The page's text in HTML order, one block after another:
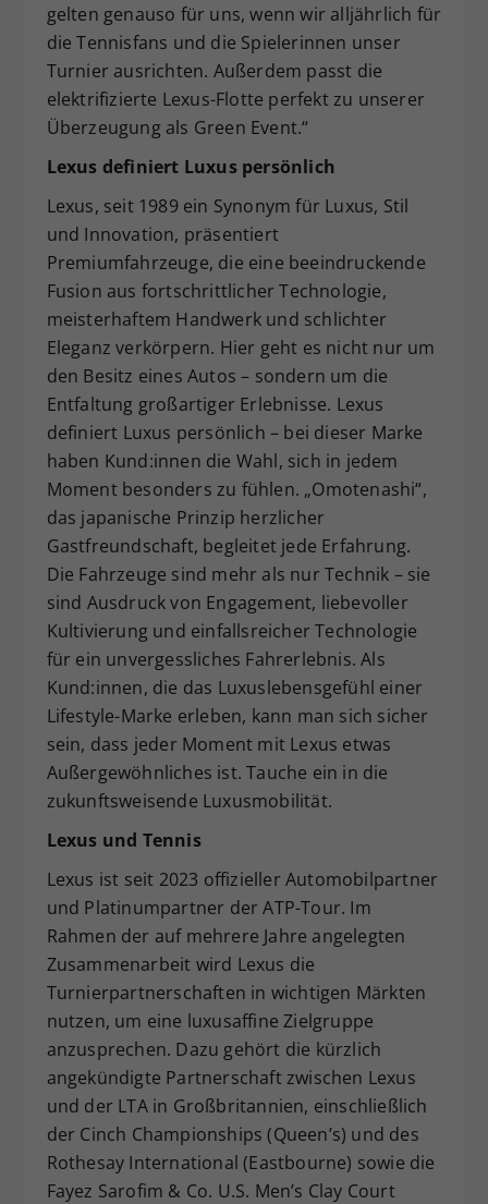
gelten genauso für uns, wenn wir alljährlich für
die Tennisfans und die Spielerinnen unser
Turnier ausrichten. Außerdem passt die
elektrifizierte Lexus-Flotte perfekt zu unserer
Überzeugung als Green Event.“
Lexus definiert Luxus persönlich
Lexus, seit 1989 ein Synonym für Luxus, Stil
und Innovation, präsentiert
Premiumfahrzeuge, die eine beeindruckende
Fusion aus fortschrittlicher Technologie,
meisterhaftem Handwerk und schlichter
Eleganz verkörpern. Hier geht es nicht nur um
den Besitz eines Autos – sondern um die
Entfaltung großartiger Erlebnisse. Lexus
definiert Luxus persönlich – bei dieser Marke
haben Kund:innen die Wahl, sich in jedem
Moment besonders zu fühlen. „Omotenashi“,
das japanische Prinzip herzlicher
Gastfreundschaft, begleitet jede Erfahrung.
Die Fahrzeuge sind mehr als nur Technik – sie
sind Ausdruck von Engagement, liebevoller
Kultivierung und einfallsreicher Technologie
für ein unvergessliches Fahrerlebnis. Als
Kund:innen, die das Luxuslebensgefühl einer
Lifestyle-Marke erleben, kann man sich sicher
sein, dass jeder Moment mit Lexus etwas
Außergewöhnliches ist. Tauche ein in die
zukunftsweisende Luxusmobilität.
Lexus und Tennis
Lexus ist seit 2023 offizieller Automobilpartner
und Platinumpartner der ATP-Tour. Im
Rahmen der auf mehrere Jahre angelegten
Zusammenarbeit wird Lexus die
Turnierpartnerschaften in wichtigen Märkten
nutzen, um eine luxusaffine Zielgruppe
anzusprechen. Dazu gehört die kürzlich
angekündigte Partnerschaft zwischen Lexus
und der LTA in Großbritannien, einschließlich
der Cinch Championships (Queen’s) und des
Rothesay International (Eastbourne) sowie die
Fayez Sarofim & Co. U.S. Men’s Clay Court